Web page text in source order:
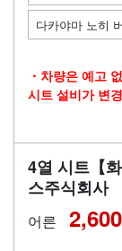
다카야마 노히
・차량은 예고
시트 설비가 변
4열 시트【
스주식회사
어른